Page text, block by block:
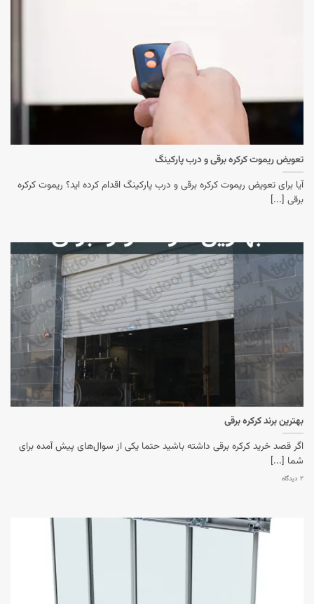
تعویض ریموت کرکره برقی و درب پارکینگ
آیا برای تعویض ریموت کرکره برقی و درب پارکینگ اقدام کرده اید؟ ریموت کرکره
برقی [...]
بهترین برند کرکره برقی
اگر قصد خرید کرکره برقی داشته باشید حتما یکی از سوال‌های پیش آمده برای
شما [...]
۲ دیدگاه